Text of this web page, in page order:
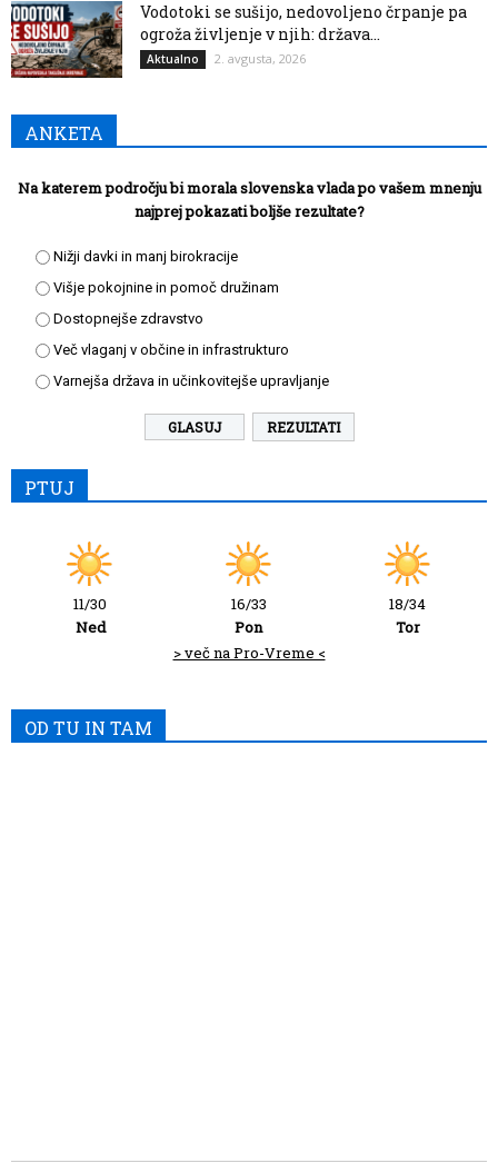
Vodotoki se sušijo, nedovoljeno črpanje pa
ogroža življenje v njih: država...
Aktualno 2. avgusta, 2026
ANKETA
Na katerem področju bi morala slovenska vlada po vašem mnenju
najprej pokazati boljše rezultate?
Nižji davki in manj birokracije
Višje pokojnine in pomoč družinam
Dostopnejše zdravstvo
Več vlaganj v občine in infrastrukturo
Varnejša država in učinkovitejše upravljanje
REZULTATI
PTUJ
11/30
Ned
16/33
Pon
18/34
Tor
> več na Pro-Vreme <
OD TU IN TAM